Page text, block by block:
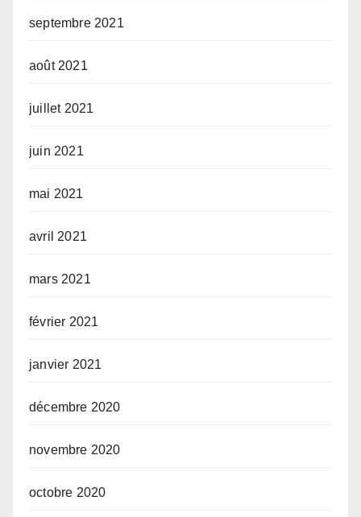
septembre 2021
août 2021
juillet 2021
juin 2021
mai 2021
avril 2021
mars 2021
février 2021
janvier 2021
décembre 2020
novembre 2020
octobre 2020